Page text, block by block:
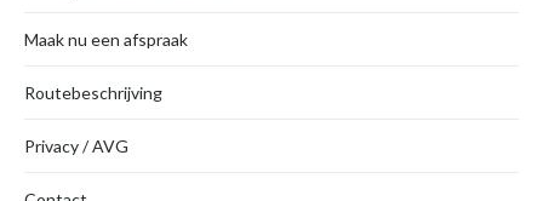
Maak nu een afspraak
Routebeschrijving
Privacy / AVG